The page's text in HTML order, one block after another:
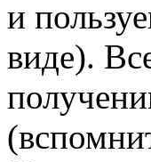
и
виде).